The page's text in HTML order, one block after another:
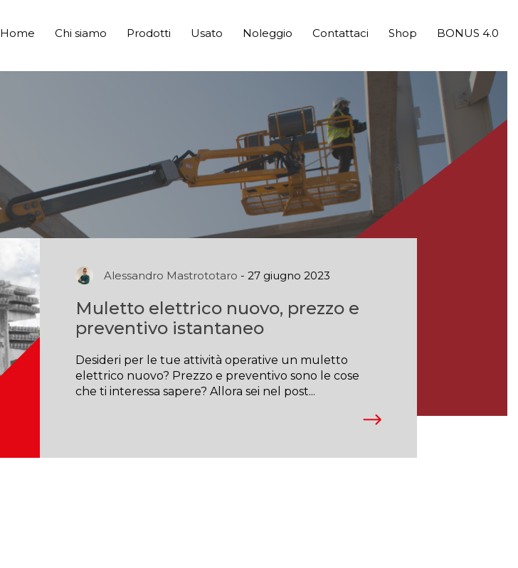
Home Chi siamo Prodotti Usato Noleggio Contattaci Shop BONUS 4.0
Alessandro Mastrototaro - 27 giugno 2023
Muletto elettrico nuovo, prezzo e
preventivo istantaneo
Desideri per le tue attività operative un muletto
elettrico nuovo? Prezzo e preventivo sono le cose
che ti interessa sapere? Allora sei nel post...